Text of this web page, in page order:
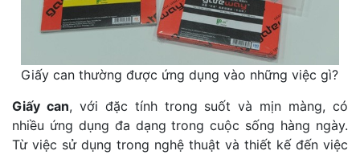
Giấy can thường được ứng dụng vào những việc gì?
Giấy can, với đặc tính trong suốt và mịn màng, có
nhiều ứng dụng đa dạng trong cuộc sống hàng ngày.
Từ việc sử dụng trong nghệ thuật và thiết kế đến việc